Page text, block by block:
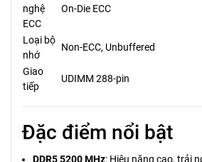
nghệ
ECC
On-Die ECC
Loại bộ
nhớ
Non-ECC, Unbuffered
Giao
tiếp
UDIMM 288-pin
Đặc điểm nổi bật
DDR5 5200 MHz: Hiệu năng cao, trải